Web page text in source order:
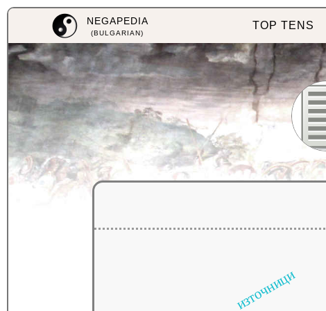
NEGAPEDIA
(BULGARIAN)
TOP TENS
източници